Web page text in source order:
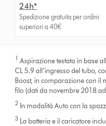
24h*
Spedizione gratuita per ordini
superiori a 40€
1 Aspirazione testata in base
CL 5.9 all’ingresso del tubo,
Boost, in comparazione con il
filo (dati da novembre 2018
2 In modalità Auto con la
3 La batteria e il caricatore